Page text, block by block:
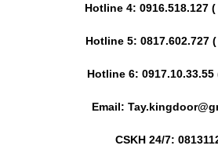
Hotline 4: 0916.518.127 (
Hotline 5: 0817.602.727 (
Hotline 6: 0917.10.33.55
Email:
CSKH 24/7: